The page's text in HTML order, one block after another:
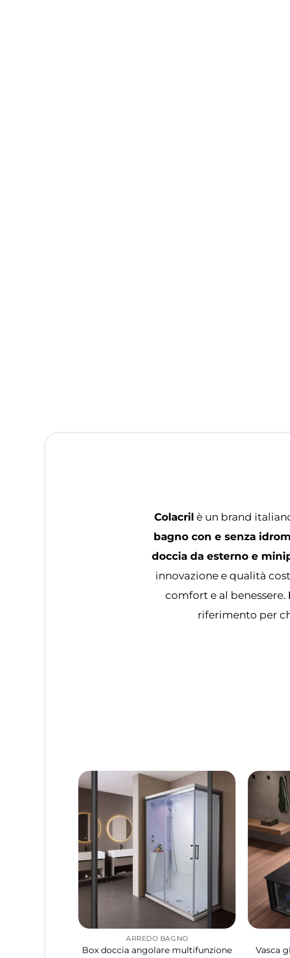
Colacril è un brand
bagno con e senza
doccia da esterno e
innovazione e qualità
comfort e al benessere.
riferimento per
ARREDO BAGNO
Box doccia angolare multifunzione
Vasca